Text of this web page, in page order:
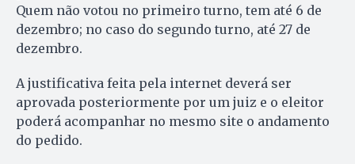
Quem não votou no primeiro turno, tem até 6 de
dezembro; no caso do segundo turno, até 27 de
dezembro.
A justificativa feita pela internet deverá ser
aprovada posteriormente por um juiz e o eleitor
poderá acompanhar no mesmo site o andamento
do pedido.